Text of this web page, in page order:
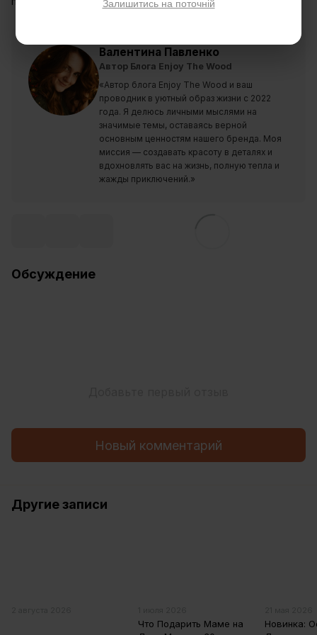
Залишитись на поточній
Валентина Павленко
Автор Блога Enjoy The Wood
«Автор блога Enjoy The Wood и ваш
проводник в уютный образ жизни с 2022
года. Я делюсь личными мыслями на
значимые темы, оставаясь верной
основным ценностям нашего бренда. Моя
миссия — создавать красоту в деталях и
вдохновлять вас на жизнь, полную тепла и
жажды приключений.»
Обсуждение
Новый комментарий
Другие записи
Что Подарить Маме на
Новинка: